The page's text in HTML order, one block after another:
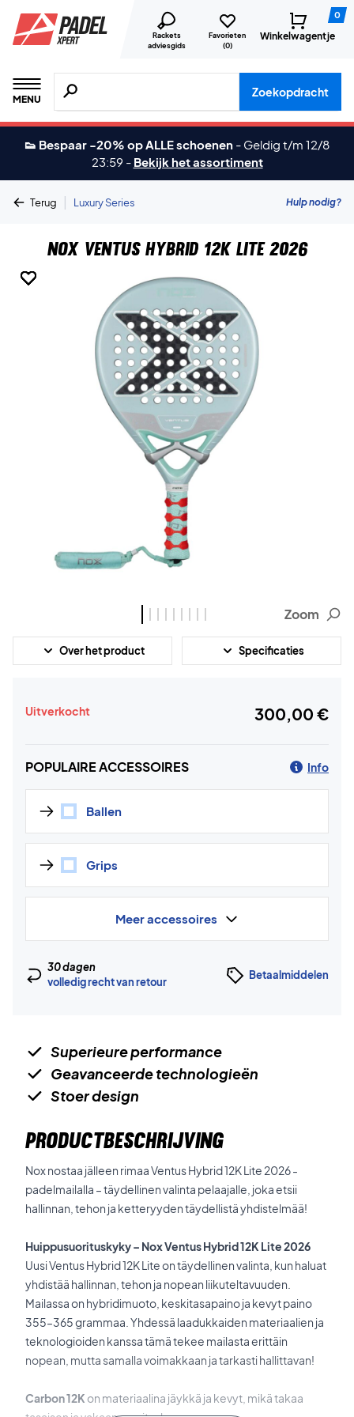
Rackets
adviesgids
Favorieten
(0)
0
Winkelwagentje
MENU
Zoeken naar producten, merken etc.
Zoekopdracht
👟 Bespaar -20% op ALLE schoenen - Geldig t/m 12/8
23:59 - Bekijk het assortiment
Terug | Luxury Series Hulp nodig?
Nox Ventus Hybrid 12K Lite 2026
Zoom
Over het product Specificaties
Uitverkocht 300,00 €
POPULAIRE ACCESSOIRES Info
Ballen
Grips
Meer accessoires
30 dagen
volledig recht van retour
Betaalmiddelen
Superieure performance
Geavanceerde technologieën
Stoer design
PRODUCTBESCHRIJVING
Nox nostaa jälleen rimaa Ventus Hybrid 12K Lite 2026 -
padelmailalla – täydellinen valinta pelaajalle, joka etsii
hallinnan, tehon ja ketteryyden täydellistä yhdistelmää!
Huippusuorituskyky – Nox Ventus Hybrid 12K Lite 2026
Uusi Ventus Hybrid 12K Lite on täydellinen valinta, kun haluat
yhdistää hallinnan, tehon ja nopean liikuteltavuuden.
Mailassa on hybridimuoto, keskitasapaino ja kevyt paino
355–365 grammaa. Yhdessä laadukkaiden materiaalien ja
teknologioiden kanssa tämä tekee mailasta erittäin
nopean, mutta samalla voimakkaan ja tarkasti hallittavan!
Carbon 12K on materiaalina jäykkä ja kevyt, mikä takaa